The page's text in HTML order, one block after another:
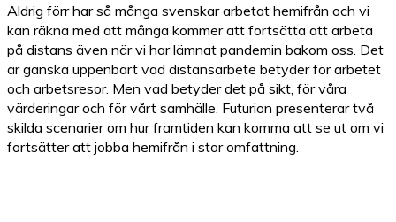
Aldrig förr har så många svenskar arbetat hemifrån och vi
kan räkna med att många kommer att fortsätta att arbeta
på distans även när vi har lämnat pandemin bakom oss. Det
är ganska uppenbart vad distansarbete betyder för arbetet
och arbetsresor. Men vad betyder det på sikt, för våra
värderingar och för vårt samhälle. Futurion presenterar två
skilda scenarier om hur framtiden kan komma att se ut om vi
fortsätter att jobba hemifrån i stor omfattning.